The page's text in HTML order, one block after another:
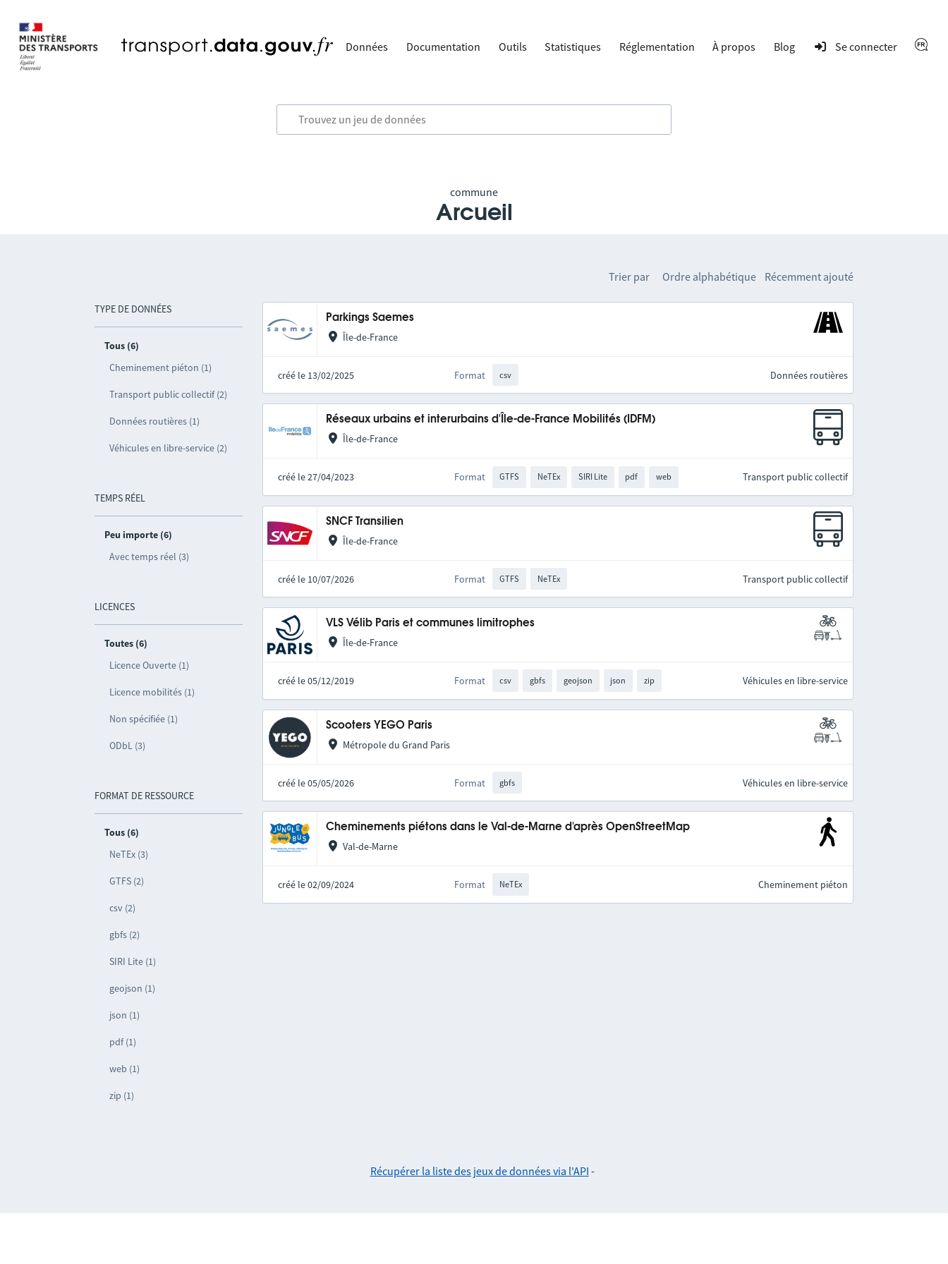
Données Documentation Outils Statistiques Réglementation À propos Blog Se connecter
commune
Arcueil
TYPE DE DONNÉES
Tous (6)
Cheminement piéton (1)
Transport public collectif (2)
Données routières (1)
Véhicules en libre-service (2)
TEMPS RÉEL
Peu importe (6)
Avec temps réel (3)
LICENCES
Toutes (6)
Licence Ouverte (1)
Licence mobilités (1)
Non spécifiée (1)
ODbL (3)
FORMAT DE RESSOURCE
Tous (6)
NeTEx (3)
GTFS (2)
csv (2)
gbfs (2)
SIRI Lite (1)
geojson (1)
json (1)
pdf (1)
web (1)
zip (1)
Trier par Ordre alphabétique Récemment ajouté
Parkings Saemes
Île-de-France
créé le 13/02/2025 Format csv Données routières
Réseaux urbains et interurbains d'Île-de-France Mobilités (IDFM)
Île-de-France
créé le 27/04/2023 Format GTFS NeTEx SIRI Lite pdf web Transport public collectif
SNCF Transilien
Île-de-France
créé le 10/07/2026 Format GTFS NeTEx Transport public collectif
VLS Vélib Paris et communes limitrophes
Île-de-France
créé le 05/12/2019 Format csv gbfs geojson json zip Véhicules en libre-service
Scooters YEGO Paris
Métropole du Grand Paris
créé le 05/05/2026 Format gbfs Véhicules en libre-service
Cheminements piétons dans le Val-de-Marne d'après OpenStreetMap
Val-de-Marne
créé le 02/09/2024 Format NeTEx Cheminement piéton
Récupérer la liste des jeux de données via l'API -